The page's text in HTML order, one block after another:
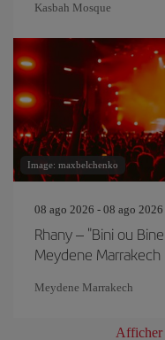
Kasbah Mosque
Image: maxbelchenko
08 ago 2026 - 08 ago 2026
Rhany – "Bini ou
Meydene Marrakech
Meydene Marrakech
Afficher